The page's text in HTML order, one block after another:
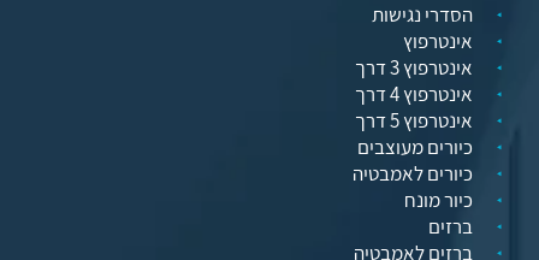
הסדרי נגישות
אינטרפוץ
אינטרפוץ 3 דרך
אינטרפוץ 4 דרך
אינטרפוץ 5 דרך
כיורים מעוצבים
כיורים לאמבטיה
כיור מונח
ברזים
ברזים לאמבטיה